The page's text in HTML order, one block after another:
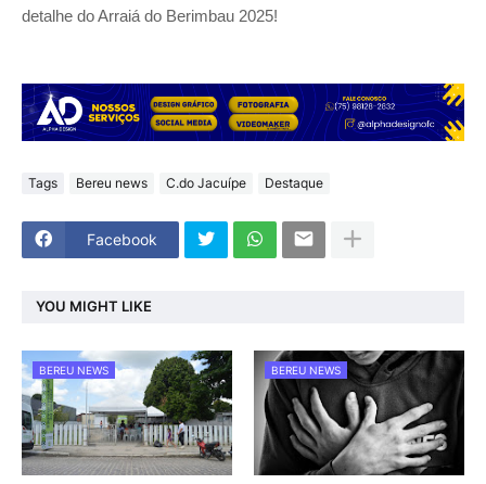
detalhe do Arraiá do Berimbau 2025!
Tags Bereu news C.do Jacuípe Destaque
Facebook
YOU MIGHT LIKE
BEREU NEWS BEREU NEWS